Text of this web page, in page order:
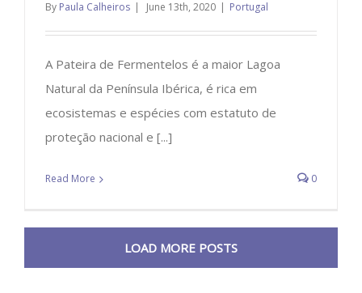
By Paula Calheiros | June 13th, 2020 | Portugal
A Pateira de Fermentelos é a maior Lagoa
Natural da Península Ibérica, é rica em
ecosistemas e espécies com estatuto de
proteção nacional e [...]
Read More 0
LOAD MORE POSTS